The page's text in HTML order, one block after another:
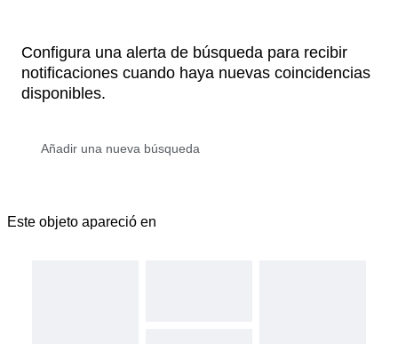
Configura una alerta de búsqueda para recibir
notificaciones cuando haya nuevas coincidencias
disponibles.
Este objeto apareció en